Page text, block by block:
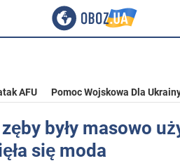
AFU Pomoc Wojskowa Dla
były masowo
się moda